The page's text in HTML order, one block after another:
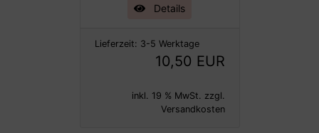
Details
Lieferzeit: 3-5 Werktage
10,50 EUR
inkl. 19 % MwSt. zzgl.
Versandkosten